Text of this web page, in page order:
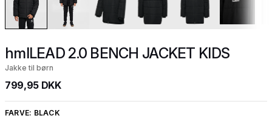
hmlLEAD 2.0 BENCH JACKET KIDS
Jakke til børn
799,95 DKK
FARVE: BLACK